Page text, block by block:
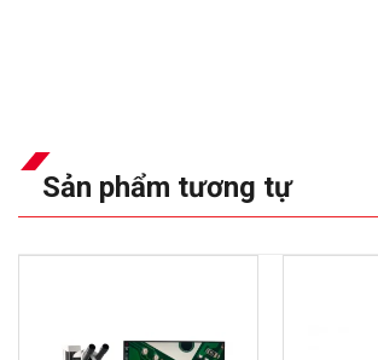
Sản phẩm tương tự